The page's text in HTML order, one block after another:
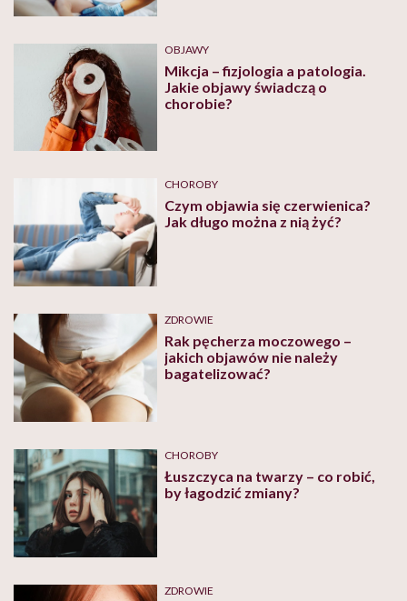
OBJAWY
Mikcja – fizjologia a patologia.
Jakie objawy świadczą o
chorobie?
CHOROBY
Czym objawia się czerwienica?
Jak długo można z nią żyć?
ZDROWIE
Rak pęcherza moczowego –
jakich objawów nie należy
bagatelizować?
CHOROBY
Łuszczyca na twarzy – co robić,
by łagodzić zmiany?
ZDROWIE